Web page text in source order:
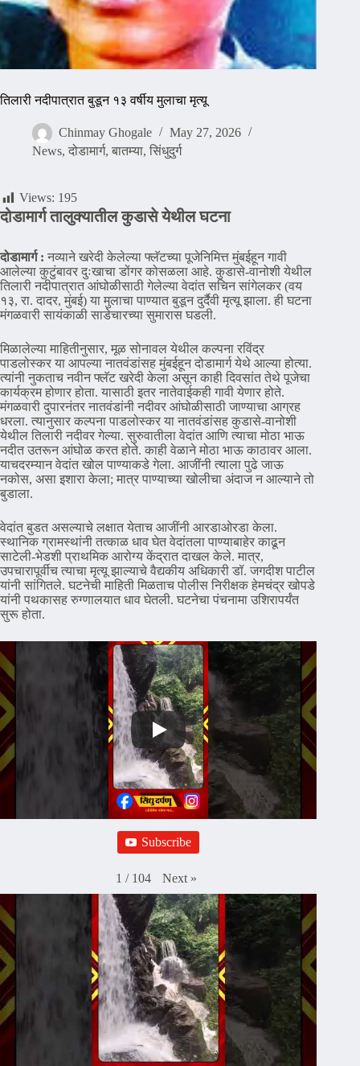
तिलारी नदीपात्रात बुडून १३ वर्षीय मुलाचा मृत्यू
Chinmay Ghogale
May 27, 2026
News, दोडामार्ग, बातम्या, सिंधुदुर्ग
Views: 195
दोडामार्ग तालुक्यातील कुडासे येथील घटना
दोडामार्ग : नव्याने खरेदी केलेल्या फ्लॅटच्या पूजेनिमित्त मुंबईहून गावी
आलेल्या कुटुंबावर दुःखाचा डोंगर कोसळला आहे. कुडासे-वानोशी येथील
तिलारी नदीपात्रात आंघोळीसाठी गेलेल्या वेदांत सचिन सांगेलकर (वय
१३, रा. दादर, मुंबई) या मुलाचा पाण्यात बुडून दुर्दैवी मृत्यू झाला. ही घटना
मंगळवारी सायंकाळी साडेचारच्या सुमारास घडली.
मिळालेल्या माहितीनुसार, मूळ सोनावल येथील कल्पना रविंद्र
पाडलोस्कर या आपल्या नातवंडांसह मुंबईहून दोडामार्ग येथे आल्या होत्या.
त्यांनी नुकताच नवीन फ्लॅट खरेदी केला असून काही दिवसांत तेथे पूजेचा
कार्यक्रम होणार होता. यासाठी इतर नातेवाईकही गावी येणार होते.
मंगळवारी दुपारनंतर नातवंडांनी नदीवर आंघोळीसाठी जाण्याचा आग्रह
धरला. त्यानुसार कल्पना पाडलोस्कर या नातवंडांसह कुडासे-वानोशी
येथील तिलारी नदीवर गेल्या. सुरुवातीला वेदांत आणि त्याचा मोठा भाऊ
नदीत उतरून आंघोळ करत होते. काही वेळाने मोठा भाऊ काठावर आला.
याचदरम्यान वेदांत खोल पाण्याकडे गेला. आजींनी त्याला पुढे जाऊ
नकोस, असा इशारा केला; मात्र पाण्याच्या खोलीचा अंदाज न आल्याने तो
बुडाला.
वेदांत बुडत असल्याचे लक्षात येताच आजींनी आरडाओरडा केला.
स्थानिक ग्रामस्थांनी तत्काळ धाव घेत वेदांतला पाण्याबाहेर काढून
साटेली-भेडशी प्राथमिक आरोग्य केंद्रात दाखल केले. मात्र,
उपचारापूर्वीच त्याचा मृत्यू झाल्याचे वैद्यकीय अधिकारी डॉ. जगदीश पाटील
यांनी सांगितले. घटनेची माहिती मिळताच पोलीस निरीक्षक हेमचंद्र खोपडे
यांनी पथकासह रुग्णालयात धाव घेतली. घटनेचा पंचनामा उशिरापर्यंत
सुरू होता.
Subscribe
1 / 104 Next »